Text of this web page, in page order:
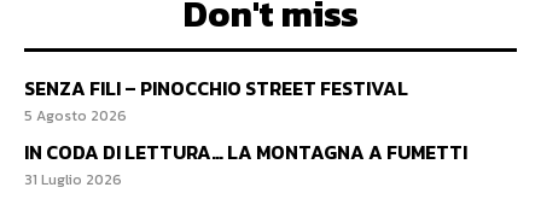
Don't miss
SENZA FILI – PINOCCHIO STREET FESTIVAL
5 Agosto 2026
IN CODA DI LETTURA… LA MONTAGNA A FUMETTI
31 Luglio 2026